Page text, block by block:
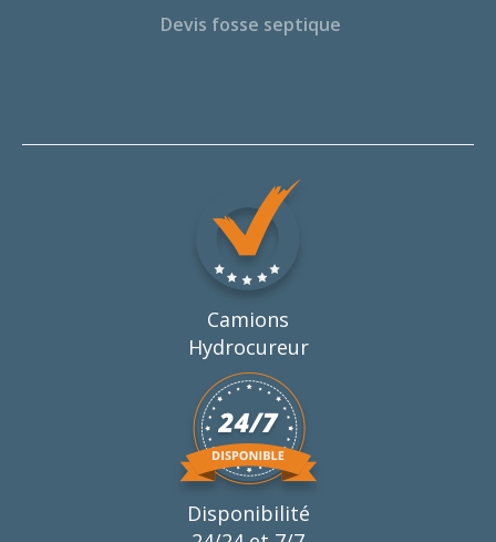
Devis fosse septique
Camions
Hydrocureur
Disponibilité